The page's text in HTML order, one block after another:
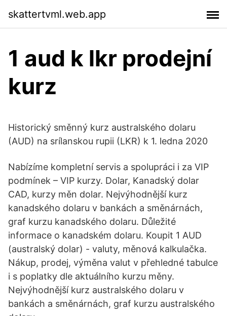
skattertvml.web.app
1 aud k lkr prodejní
kurz
Historický směnný kurz australského dolaru
(AUD) na srílanskou rupii (LKR) k 1. ledna 2020
Nabízíme kompletní servis a spolupráci i za VIP
podmínek – VIP kurzy. Dolar, Kanadský dolar
CAD, kurzy měn dolar. Nejvýhodnější kurz
kanadského dolaru v bankách a směnárnách,
graf kurzu kanadského dolaru. Důležité
informace o kanadském dolaru. Koupit 1 AUD
(australský dolar) - valuty, měnová kalkulačka.
Nákup, prodej, výměna valut v přehledné tabulce
i s poplatky dle aktuálního kurzu měny.
Nejvýhodnější kurz australského dolaru v
bankách a směnárnách, graf kurzu australského